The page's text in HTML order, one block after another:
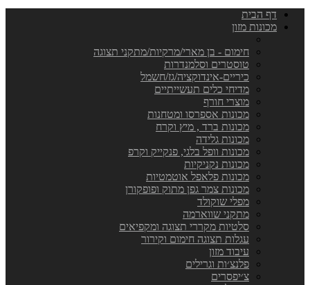
דף הבית
מכונות מזון
חימום - בן מארי/מרקיות/מתקני תצוגה
טוסטרים וסלמנדרות
כיריים-אינדוקציה/גז/חשמל
מדיחי כלים תעשייתיים
מוצרי חורף
מכונות אספרסו ומטחנות
מכונות ברד , מיץ וקרח
מכונות גלידה
מכונות וופל בלגי, פנקייק וקרפ
מכונות נקניקיות
מכונות פלאפל אוטמטיות
מכונות צמר גפן מתוק ופופקורן
מפלי שוקולד
מתקני שווארמה
סלטיות מקררי תצוגה ומקפיאים
עגלות תצוגה חימום וקירור
עיבוד מזון
פלנצ׳ות וגרילים
צ׳יפסרים